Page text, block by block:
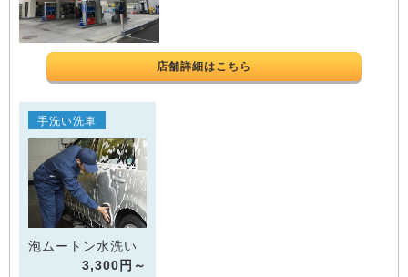
店舗詳細はこちら
手洗い洗車
泡ムートン水洗い
3,300円～